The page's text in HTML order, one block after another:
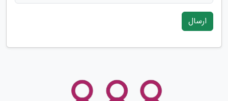
ارسال